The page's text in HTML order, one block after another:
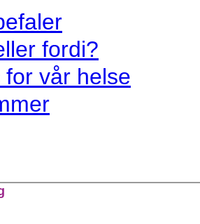
fordi?
vår helse